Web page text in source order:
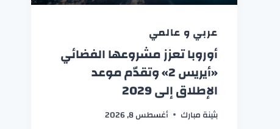
عربي و عالمي
أوروبا تعزز مشروعها الفضائي
«أيريس 2» وتقدّم موعد
الإطلاق إلى 2029
بثينة مبارك أغسطس 8, 2026